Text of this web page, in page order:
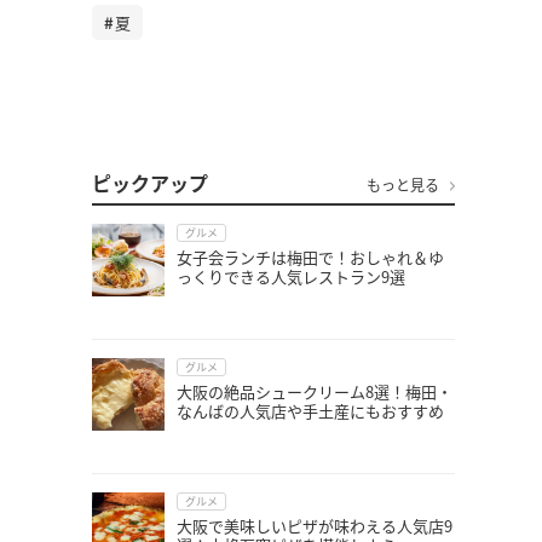
夏
ピックアップ もっと見る
グルメ
女子会ランチは梅田で！おしゃれ＆ゆ
っくりできる人気レストラン9選
グルメ
大阪の絶品シュークリーム8選！梅田・
なんばの人気店や手土産にもおすすめ
グルメ
大阪で美味しいピザが味わえる人気店9